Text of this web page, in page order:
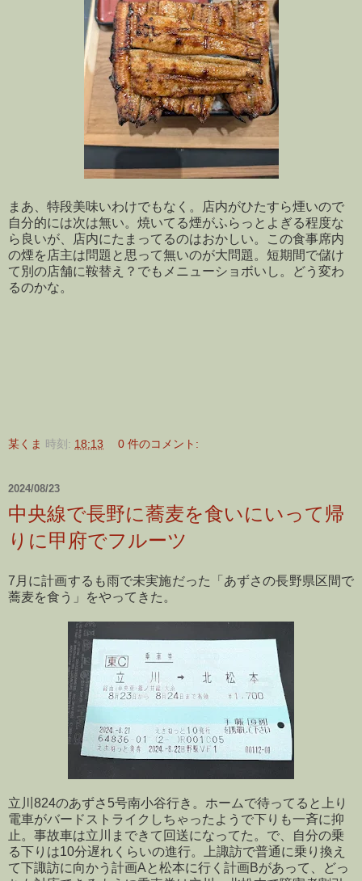
まあ、特段美味いわけでもなく。店内がひたすら煙いので
自分的には次は無い。焼いてる煙がふらっとよぎる程度な
ら良いが、店内にたまってるのはおかしい。この食事席内
の煙を店主は問題と思って無いのが大問題。短期間で儲け
て別の店舗に鞍替え？でもメニューショボいし。どう変わ
るのかな。
某くま 時刻: 18:13 0 件のコメント:
2024/08/23
中央線で長野に蕎麦を食いにいって帰
りに甲府でフルーツ
7月に計画するも雨で未実施だった「あずさの長野県区間で
蕎麦を食う」をやってきた。
立川824のあずさ5号南小谷行き。ホームで待ってると上り
電車がバードストライクしちゃったようで下りも一斉に抑
止。事故車は立川まできて回送になってた。で、自分の乗
る下りは10分遅れくらいの進行。上諏訪で普通に乗り換え
て下諏訪に向かう計画Aと松本に行く計画Bがあって、どっ